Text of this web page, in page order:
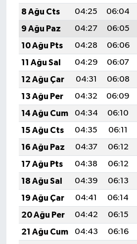
8 Ağu Cts
04:25 06:04
9 Ağu Paz
04:27 06:05
10 Ağu Pts
04:28 06:06
11 Ağu Sal
04:29 06:07
12 Ağu Çar
04:31 06:08
13 Ağu Per
04:32 06:09
14 Ağu Cum
04:34 06:10
15 Ağu Cts
04:35 06:11
16 Ağu Paz
04:37 06:12
17 Ağu Pts
04:38 06:12
18 Ağu Sal
04:39 06:13
19 Ağu Çar
04:41 06:14
20 Ağu Per
04:42 06:15
21 Ağu Cum
04:43 06:16